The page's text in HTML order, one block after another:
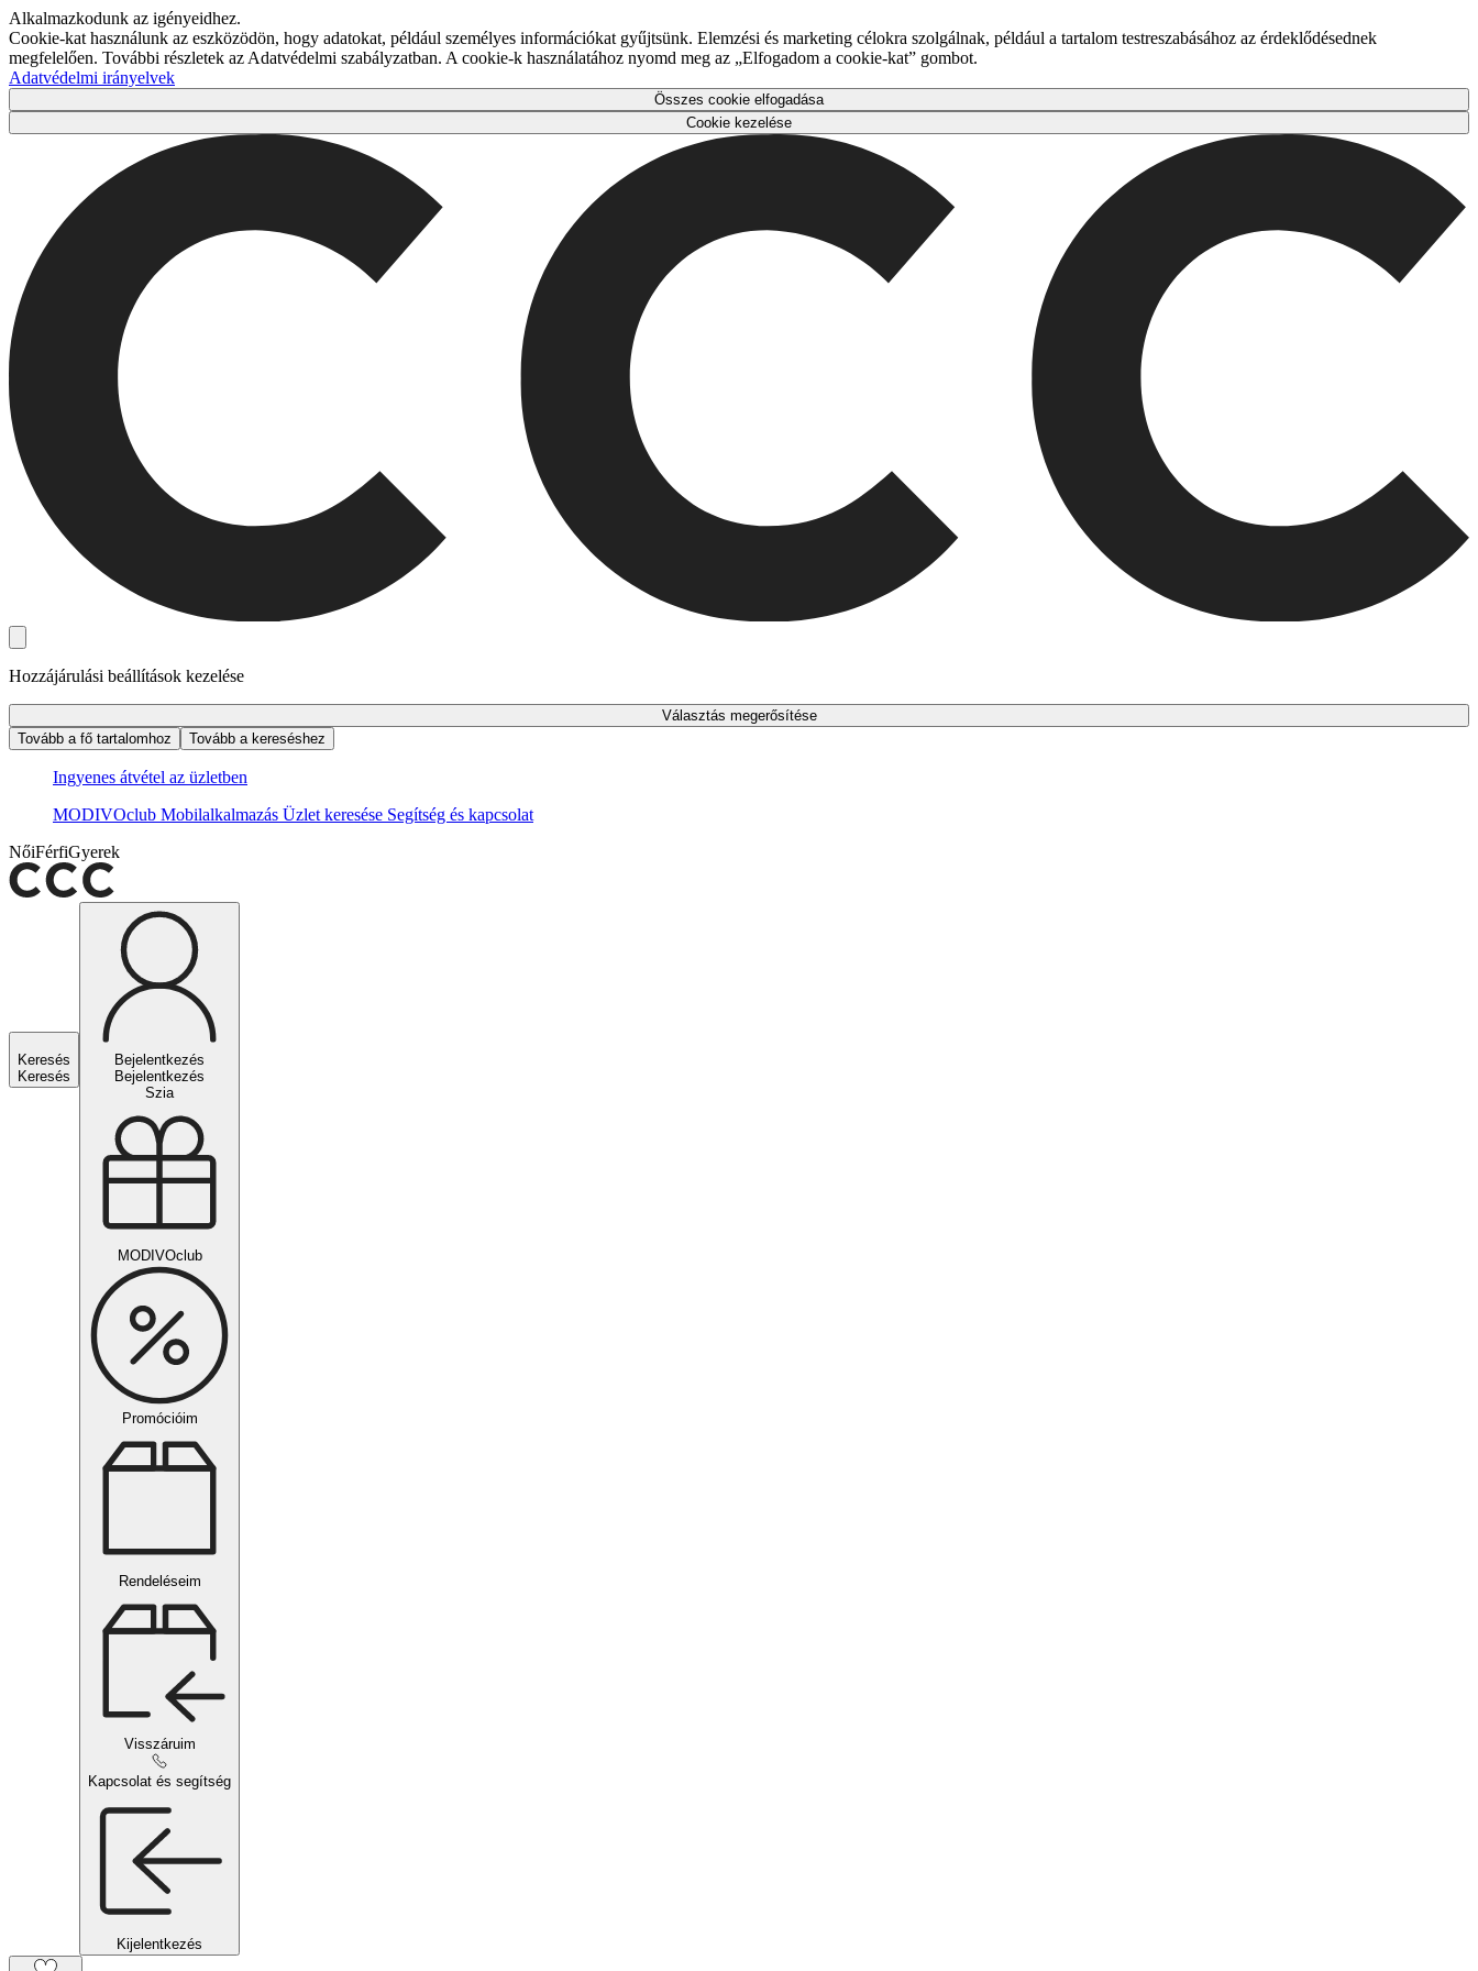
Alkalmazkodunk az igényeidhez.
Cookie-kat használunk az eszközödön, hogy adatokat, például személyes információkat gyűjtsünk. Elemzési és marketing célokra szolgálnak, például a tartalom testreszabásához az érdeklődésednek
megfelelően. További részletek az Adatvédelmi szabályzatban. A cookie-k használatához nyomd meg az „Elfogadom a cookie-kat” gombot.
Adatvédelmi irányelvek
Összes cookie elfogadása
Cookie kezelése
Hozzájárulási beállítások kezelése
Választás megerősítése
Tovább a fő tartalomhoz
Tovább a kereséshez
Ingyenes átvétel az üzletben
MODIVOclub Mobilalkalmazás Üzlet keresése Segítség és kapcsolat
NőiFérfiGyerek
Keresés
Keresés
Bejelentkezés
Bejelentkezés
Szia
MODIVOclub
Promócióim
Rendeléseim
Visszáruim
Kapcsolat és segítség
Kijelentkezés